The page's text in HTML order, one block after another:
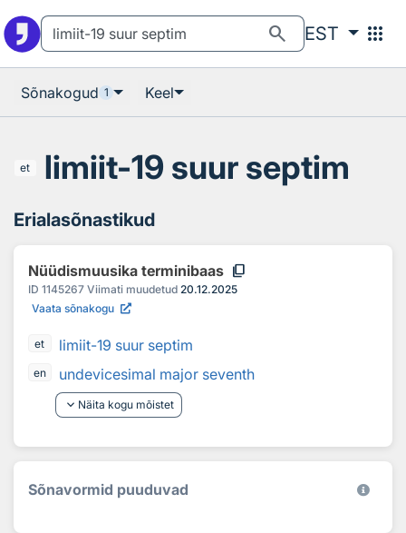
search EST apps
Sõnakogud 1 Keel
et limiit-19 suur septim
Erialasõnastikud
Nüüdismuusika terminibaas content_copy
ID 1145267 Viimati muudetud 20.12.2025
Vaata sõnakogu
et limiit-19 suur septim
en
undevicesimal major seventh
keyboard_arrow_down Näita kogu mõistet
Sõnavormid puuduvad